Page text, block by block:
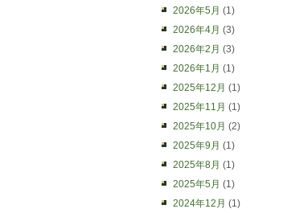
2026年5月 (1)
2026年4月 (3)
2026年2月 (3)
2026年1月 (1)
2025年12月 (1)
2025年11月 (1)
2025年10月 (2)
2025年9月 (1)
2025年8月 (1)
2025年5月 (1)
2024年12月 (1)